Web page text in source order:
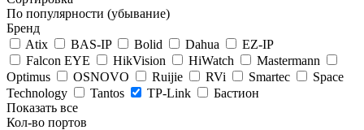
По популярности (убывание)
Бренд
Atix
BAS-IP Bolid Dahua
EZ-IP
Falcon EYE
HikVision HiWatch
Mastermann
Optimus
OSNOVO Ruijie RVi Smartec
Space
Technology
Tantos TP-Link
Бастион
Показать все
Кол-во портов